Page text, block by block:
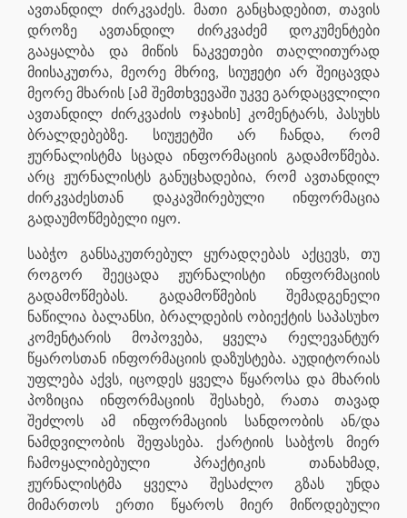
ავთანდილ ძირკვაძეს. მათი განცხადებით, თავის
დროზე ავთანდილ ძირკვაძემ დოკუმენტები
გააყალბა და მიწის ნაკვეთები თაღლითურად
მიისაკუთრა, მეორე მხრივ, სიუჟეტი არ შეიცავდა
მეორე მხარის [ამ შემთხვევაში უკვე გარდაცვლილი
ავთანდილ ძირკვაძის ოჯახის] კომენტარს, პასუხს
ბრალდებებზე. სიუჟეტში არ ჩანდა, რომ
ჟურნალისტმა სცადა ინფორმაციის გადამოწმება.
არც ჟურნალისტს განუცხადებია, რომ ავთანდილ
ძირკვაძესთან დაკავშირებული ინფორმაცია
გადაუმოწმებელი იყო.
საბჭო განსაკუთრებულ ყურადღებას აქცევს, თუ
როგორ შეეცადა ჟურნალისტი ინფორმაციის
გადამოწმებას. გადამოწმების შემადგენელი
ნაწილია ბალანსი, ბრალდების ობიექტის საპასუხო
კომენტარის მოპოვება, ყველა რელევანტურ
წყაროსთან ინფორმაციის დაზუსტება. აუდიტორიას
უფლება აქვს, იცოდეს ყველა წყაროსა და მხარის
პოზიცია ინფორმაციის შესახებ, რათა თავად
შეძლოს ამ ინფორმაციის სანდოობის ან/და
ნამდვილობის შეფასება. ქარტიის საბჭოს მიერ
ჩამოყალიბებული პრაქტიკის თანახმად,
ჟურნალისტმა ყველა შესაძლო გზას უნდა
მიმართოს ერთი წყაროს მიერ მიწოდებული